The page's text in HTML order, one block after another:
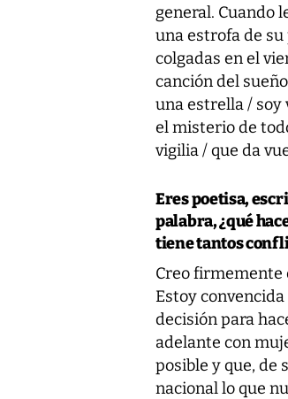
general. Cuando
una estrofa de su
colgadas en el
canción del
una estrella / soy
el misterio de
vigilia / que da
Eres poetisa,
palabra, ¿qué
tiene tantos
Creo firmemente
Estoy
decisión para
adelante con
posible y que, de
nacional lo que